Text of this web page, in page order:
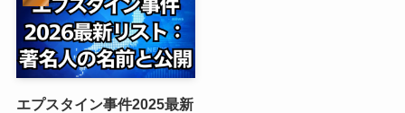
エプスタイン事件2025最新